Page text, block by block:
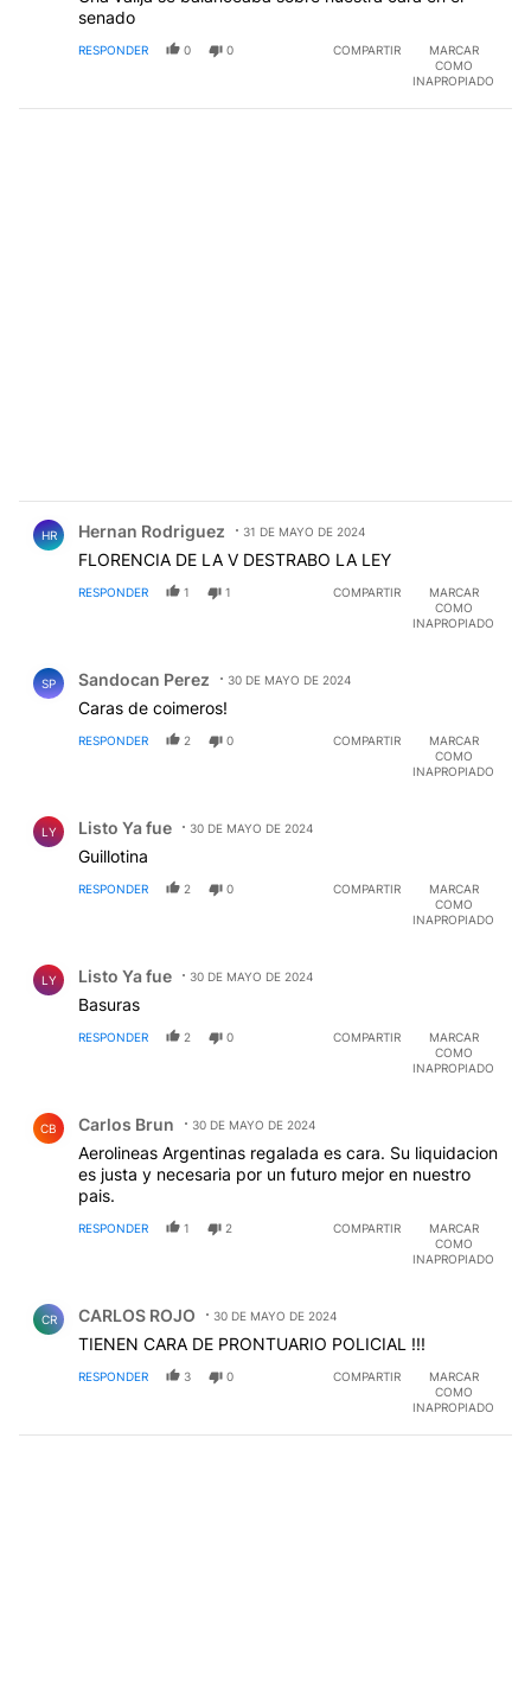
senado
RESPONDER 0 0 COMPARTIR
MARCAR
COMO
INAPROPIADO
HR Hernan Rodriguez 31 DE MAYO DE 2024
FLORENCIA DE LA V DESTRABO LA LEY
RESPONDER 1 1 COMPARTIR
MARCAR
COMO
INAPROPIADO
SP Sandocan Perez 30 DE MAYO DE 2024
Caras de coimeros!
RESPONDER 2 0 COMPARTIR
MARCAR
COMO
INAPROPIADO
LY Listo Ya fue 30 DE MAYO DE 2024
Guillotina
RESPONDER 2 0 COMPARTIR
MARCAR
COMO
INAPROPIADO
LY Listo Ya fue 30 DE MAYO DE 2024
Basuras
RESPONDER 2 0 COMPARTIR
MARCAR
COMO
INAPROPIADO
CB Carlos Brun 30 DE MAYO DE 2024
Aerolineas Argentinas regalada es cara. Su liquidacion
es justa y necesaria por un futuro mejor en nuestro
pais.
RESPONDER 1 2 COMPARTIR
MARCAR
COMO
INAPROPIADO
CR CARLOS ROJO 30 DE MAYO DE 2024
TIENEN CARA DE PRONTUARIO POLICIAL !!!
RESPONDER 3 0 COMPARTIR
MARCAR
COMO
INAPROPIADO